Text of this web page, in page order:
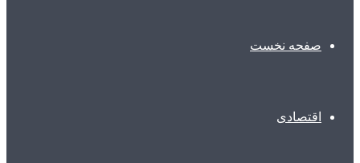
صفحه نخست
اقتصادی